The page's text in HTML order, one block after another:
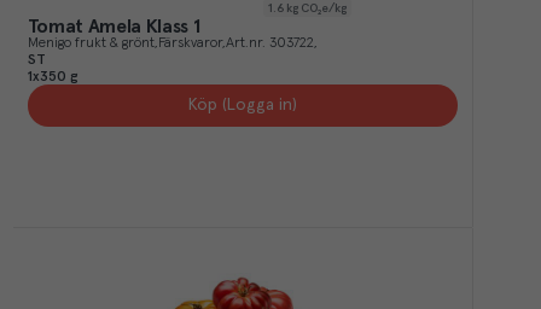
1.6 kg CO₂e/kg
Tomat Amela Klass 1
Menigo frukt & grönt Färskvaror Art.nr. 303722
ST
1x350 g
Köp (Logga in)